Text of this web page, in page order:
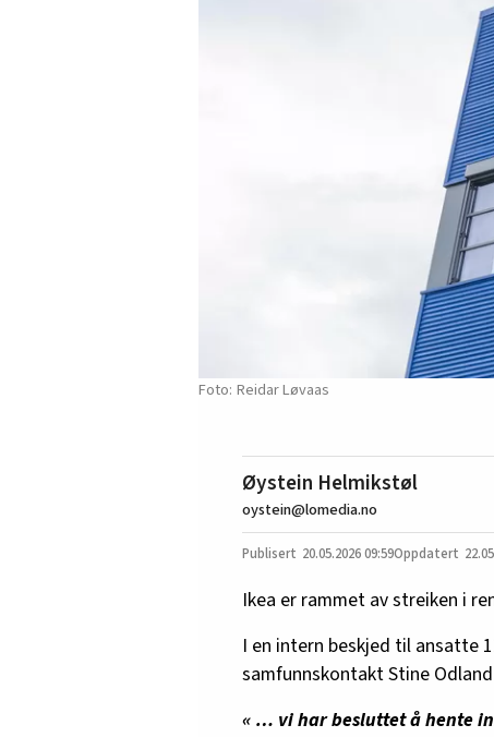
Reidar Løvaas
Øystein Helmikstøl
oystein@lomedia.no
20.05.202609:59
Ikea er rammet av streiken i
I en intern beskjed til ansatte
samfunnskontakt Stine
« … vi har besluttet å hente